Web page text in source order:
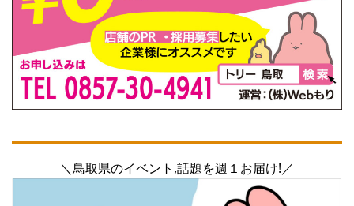
＼鳥取県のイベント,話題を週１お届け!／